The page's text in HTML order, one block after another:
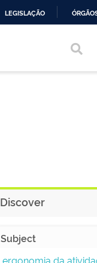
LEGISLAÇÃO
Discover
Subject
ergonomia da